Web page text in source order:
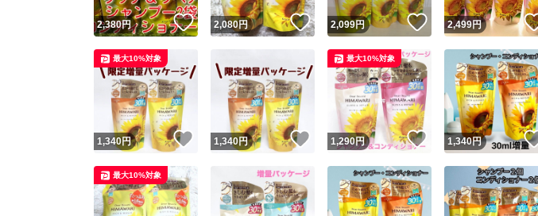
2,380円 いいね！
2,080円 いいね！
2,099円 いいね！
2,499円
1,340円 いいね！
最大10%対象
1,340円 いいね！
1,290円 いいね！
最大10%対象
1,340円
最大10%対象